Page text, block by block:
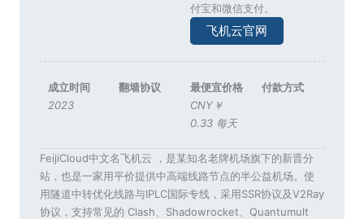
付宝和微信支付。
飞机云官网
成立时间
2023
翻墙协议
最便宜价格
CNY￥
0.33 每天
付款方式
FeijiCloud中文名飞机云 ，是某知名老牌机场旗下的新晋分
站，也是一家用平价提供中高端线路节点的半公益机场。使
用隧道中转优化线路与IPLC国际专线，采用SSR协议及V2Ray
协议，支持常见的 Clash、Shadowrocket、Quantumult